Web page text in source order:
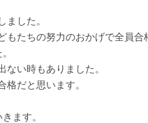
ました。
たちの努力のおかげで全員合
い時もありました。
だと思います。
ます。